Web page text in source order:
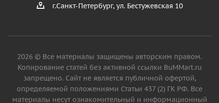
г.Санкт-Петербург, ул. Бестужевская 10
2026 © Все материалы защищены авторским правом.
Копирование статей без активной ссылки BuMMart.ru
запрещено. Сайт не является публичной офертой,
определяемой положениями Статьи 437 (2) ГК РФ. Все
материалы несут ознакомительный и информационный